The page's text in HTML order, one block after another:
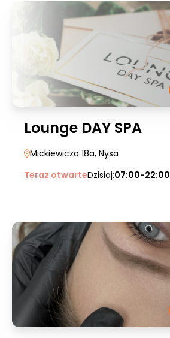
Lounge DAY SPA
Mickiewicza 18a, Nysa
Teraz otwarteDzisiaj:07:00-22:00